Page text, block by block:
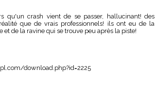
qu'un crash vient de se passer, hallucinant! des
que de vrais professionnels! ils ont eu de la
de la ravine qui se trouve peu après la piste!
download.php?id=2225